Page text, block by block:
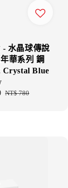
- 水晶球傳說
華系列 鋼
Crystal Blue
Regular
NT$ 780